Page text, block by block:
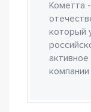
Кометта
который